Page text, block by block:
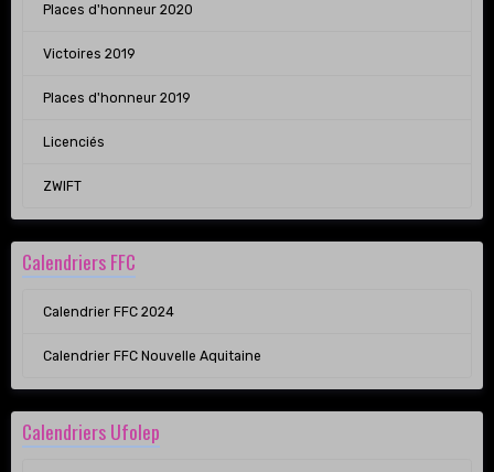
Places d'honneur 2020
Victoires 2019
Places d'honneur 2019
Licenciés
ZWIFT
Calendriers FFC
Calendrier FFC 2024
Calendrier FFC Nouvelle Aquitaine
Calendriers Ufolep